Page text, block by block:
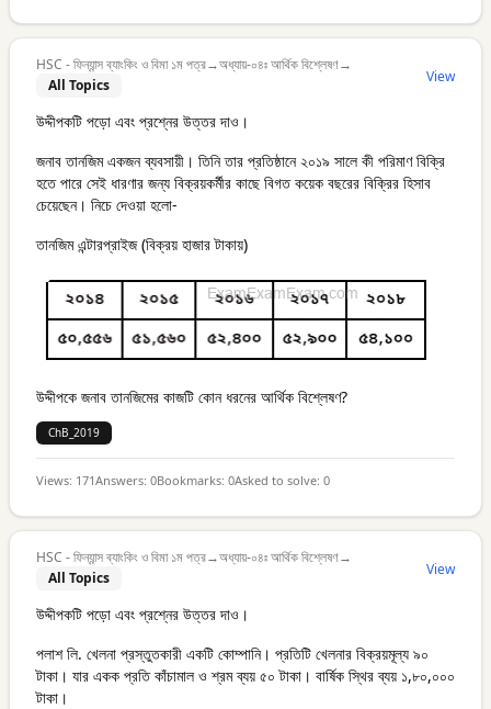
HSC - ফিন্যান্স ব্যাংকিং ও বিমা ১ম পত্র→অধ্যায়-০৪ঃ আর্থিক বিশ্লেষণ→
All Topics
View
উদ্দীপকটি পড়ো এবং প্রশ্নের উত্তর দাও।
জনাব তানজিম একজন ব্যবসায়ী। তিনি তার প্রতিষ্ঠানে ২০১৯ সালে কী পরিমাণ বিক্রি
হতে পারে সেই ধারণার জন্য বিক্রয়কর্মীর কাছে বিগত কয়েক বছরের বিক্রির হিসাব
চেয়েছেন। নিচে দেওয়া হলো-
তানজিম এন্টারপ্রাইজ (বিক্রয় হাজার টাকায়)
উদ্দীপকে জনাব তানজিমের কাজটি কোন ধরনের আর্থিক বিশ্লেষণ?
ChB_2019
Views: 171Answers: 0Bookmarks: 0Asked to solve: 0
HSC - ফিন্যান্স ব্যাংকিং ও বিমা ১ম পত্র→অধ্যায়-০৪ঃ আর্থিক বিশ্লেষণ→
All Topics
View
উদ্দীপকটি পড়ো এবং প্রশ্নের উত্তর দাও।
পলাশ লি. খেলনা প্রস্তুতকারী একটি কোম্পানি। প্রতিটি খেলনার বিক্রয়মূল্য ৯০
টাকা। যার একক প্রতি কাঁচামাল ও শ্রম ব্যয় ৫০ টাকা। বার্ষিক স্থির ব্যয় ১,৮০,০০০
টাকা।